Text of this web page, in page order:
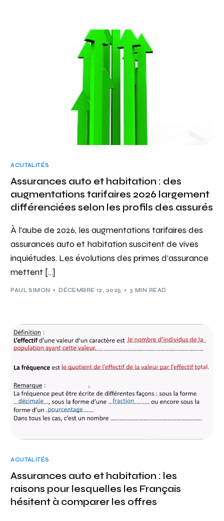
ACUTALITÉS
Assurances auto et habitation : des
augmentations tarifaires 2026 largement
différenciées selon les profils des assurés
À l’aube de 2026, les augmentations tarifaires des
assurances auto et habitation suscitent de vives
inquiétudes. Les évolutions des primes d’assurance
mettent […]
PAUL SIMON DÉCEMBRE 12, 2025 3 MIN READ
ACUTALITÉS
Assurances auto et habitation : les
raisons pour lesquelles les Français
hésitent à comparer les offres